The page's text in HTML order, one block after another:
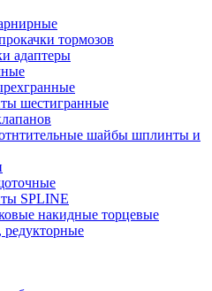
тормозов
адаптеры
шестигранные
шайбы шплинты и
SPLINE
накидные торцевые